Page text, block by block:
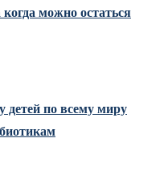
можно остаться
детей по всему миру